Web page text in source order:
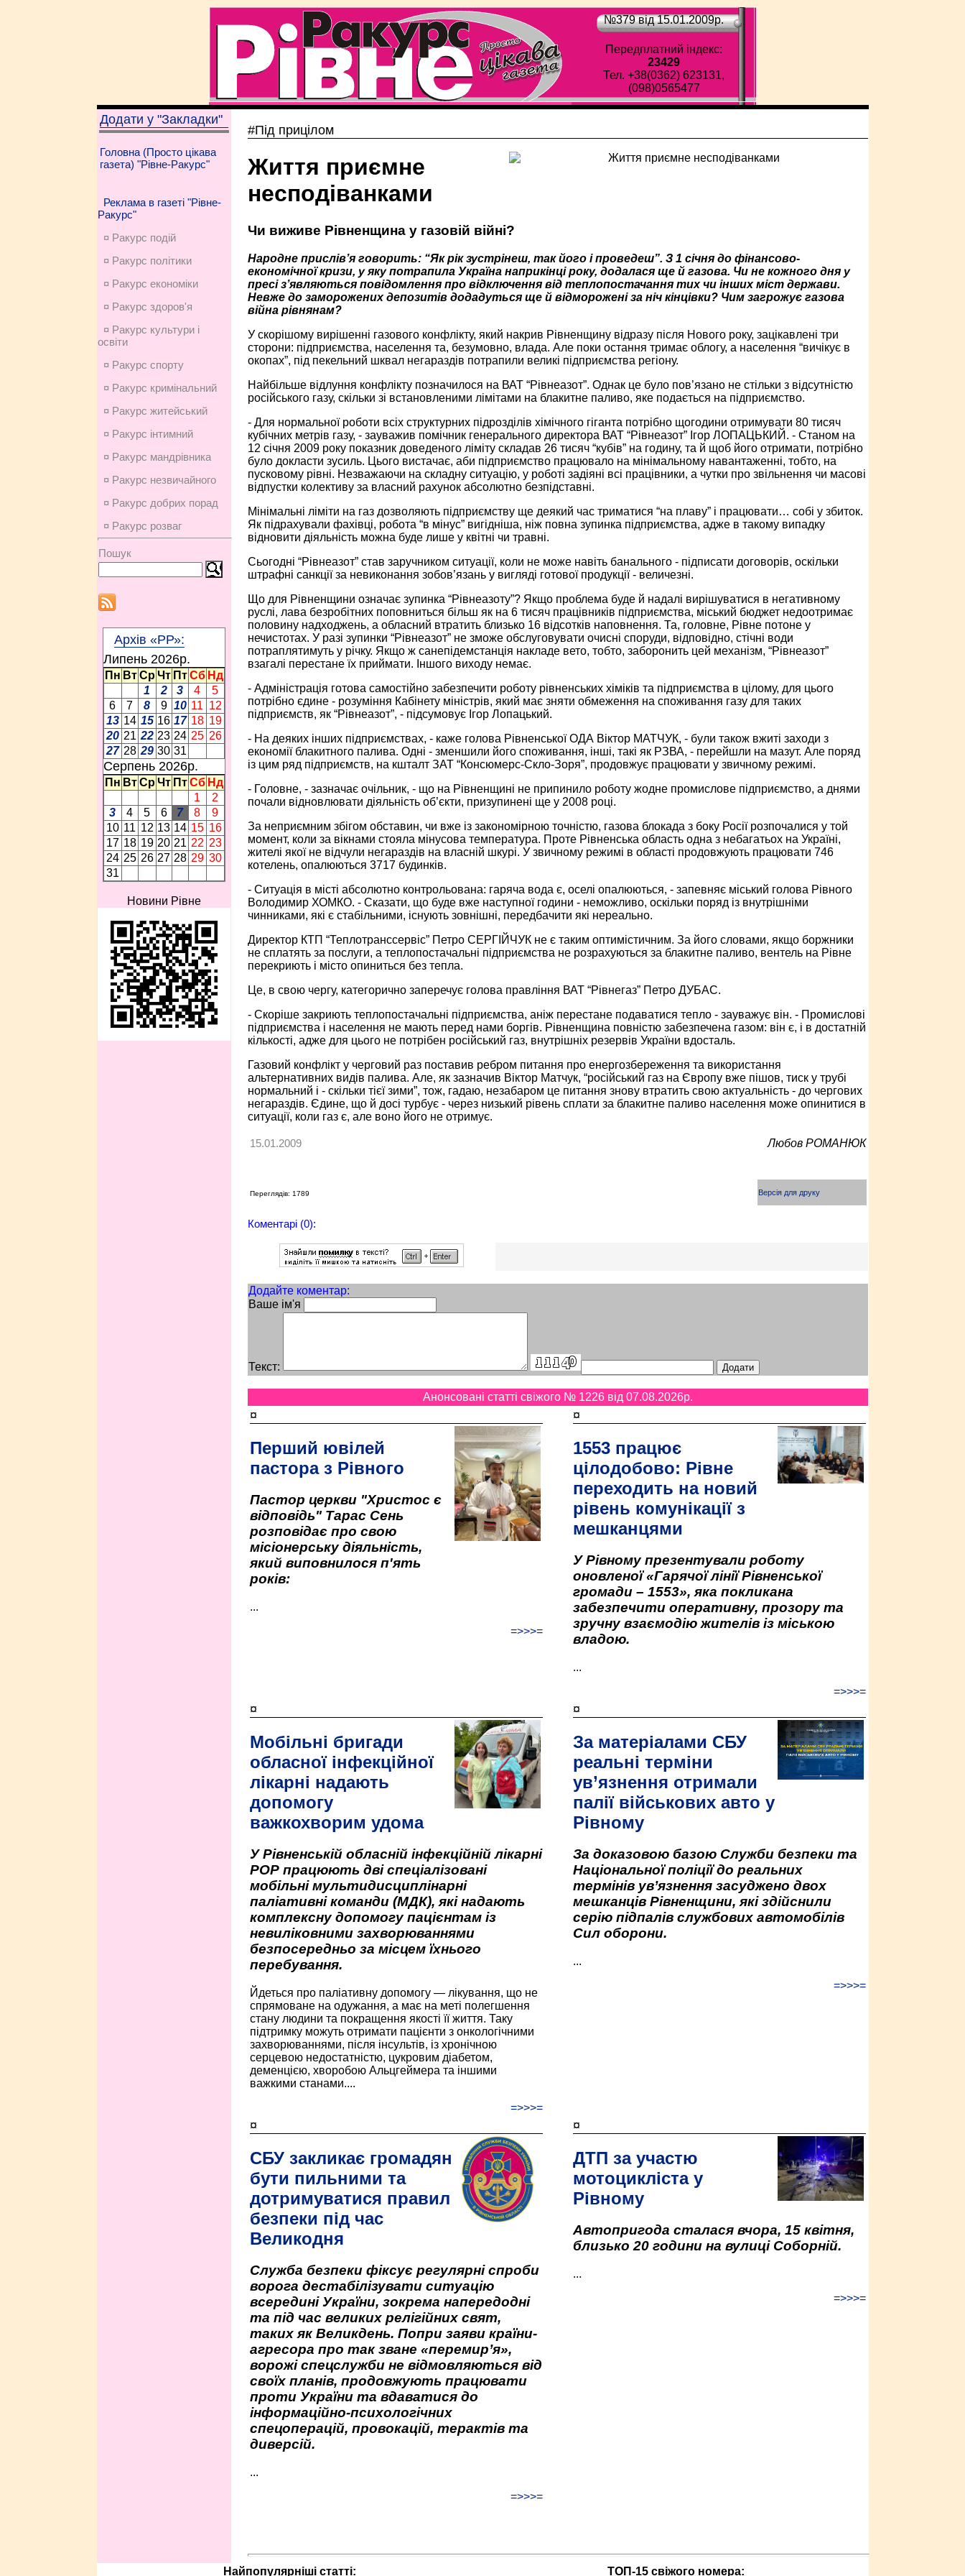
№379 від 15.01.2009p.
Передплатний індекс:
23429
Тел. +38(0362) 623131,
(098)0565477
Додати у "Закладки"
Головна (Просто цікава
газета) "Рівне-Ракурс"
Реклама в газеті "Рівне-
Ракурс"
¤ Ракурс подій
¤ Ракурс політики
¤ Ракурс економiки
¤ Ракурс здоров'я
¤ Ракурс культури і
освіти
¤ Ракурс спорту
¤ Ракурс кримінальний
¤ Ракурс житейський
¤ Ракурс інтимний
¤ Ракурс мандрівника
¤ Ракурс незвичайного
¤ Ракурс добрих порад
¤ Ракурс розваг
Пошук
Архів «РР»:
Липень 2026p.
Пн Вт Ср Чт Пт Сб Нд
1
2 3 4
5
6
7 8 9 10 11 12
13 14 15 16 17 18 19
20 21 22 23 24 25 26
27 28 29 30 31
Серпень 2026p.
Пн Вт Ср Чт Пт Сб Нд
1
2
3
4 5 6 7 8
9
10 11 12 13 14 15 16
17 18 19 20 21 22 23
24 25 26 27 28 29 30
31
Новини Рівне
#Під прицілом
Життя приємне
несподіванками
Чи виживе Рівненщина у газовій війні?
Народне прислів’я говорить: “Як рік зустрінеш, так його і проведеш”. З 1 січня до фінансово-
економічної кризи, у яку потрапила Україна наприкінці року, додалася ще й газова. Чи не кожного дня у
пресі з’являються повідомлення про відключення від теплопостачання тих чи інших міст держави.
Невже до заморожених депозитів додадуться ще й відморожені за ніч кінцівки? Чим загрожує газова
війна рівнянам?
У скорішому вирішенні газового конфлікту, який накрив Рівненщину відразу після Нового року, зацікавлені три
сторони: підприємства, населення та, безумовно, влада. Але поки остання тримає облогу, а населення “вичікує в
окопах”, під пекельний шквал негараздів потрапили великі підприємства регіону.
Найбільше відлуння конфлікту позначилося на ВАТ “Рівнеазот”. Однак це було пов’язано не стільки з відсутністю
російського газу, скільки зі встановленими лімітами на блакитне паливо, яке подається на підприємство.
- Для нормальної роботи всіх структурних підрозділів хімічного гіганта потрібно щогодини отримувати 80 тисяч
кубічних метрів газу, - зауважив помічник генерального директора ВАТ “Рівнеазот” Ігор ЛОПАЦЬКИЙ. - Станом на
12 січня 2009 року показник доведеного ліміту складав 26 тисяч “кубів” на годину, та й щоб його отримати, потрібно
було докласти зусиль. Цього вистачає, аби підприємство працювало на мінімальному навантаженні, тобто, на
пусковому рівні. Незважаючи на складну ситуацію, у роботі задіяні всі працівники, а чутки про звільнення чи масові
відпустки колективу за власний рахунок абсолютно безпідставні.
Мінімальні ліміти на газ дозволяють підприємству ще деякий час триматися “на плаву” і працювати… собі у збиток.
Як підрахували фахівці, робота “в мінус” вигідніша, ніж повна зупинка підприємства, адже в такому випадку
відновити діяльність можна буде лише у квітні чи травні.
Сьогодні “Рівнеазот” став заручником ситуації, коли не може навіть банального - підписати договорів, оскільки
штрафні санкції за невиконання зобов’язань у вигляді готової продукції - величезні.
Що для Рівненщини означає зупинка “Рівнеазоту”? Якщо проблема буде й надалі вирішуватися в негативному
руслі, лава безробітних поповниться більш як на 6 тисяч працівників підприємства, міський бюджет недоотримає
половину надходжень, а обласний втратить близько 16 відсотків наповнення. Та, головне, Рівне потоне у
нечистотах. У разі зупинки “Рівнеазот” не зможе обслуговувати очисні споруди, відповідно, стічні води
потраплятимуть у річку. Якщо ж санепідемстанція накладе вето, тобто, заборонить цей механізм, “Рівнеазот”
взагалі перестане їх приймати. Іншого виходу немає.
- Адміністрація готова самостійно забезпечити роботу рівненських хіміків та підприємства в цілому, для цього
потрібно єдине - розуміння Кабінету міністрів, який має зняти обмеження на споживання газу для таких
підприємств, як “Рівнеазот”, - підсумовує Ігор Лопацький.
- На деяких інших підприємствах, - каже голова Рівненської ОДА Віктор МАТЧУК, - були також вжиті заходи з
економії блакитного палива. Одні - зменшили його споживання, інші, такі як РЗВА, - перейшли на мазут. Але поряд
із цим ряд підприємств, на кшталт ЗАТ “Консюмерс-Скло-Зоря”, продовжує працювати у звичному режимі.
- Головне, - зазначає очільник, - що на Рівненщині не припинило роботу жодне промислове підприємство, а днями
почали відновлювати діяльність об’єкти, призупинені ще у 2008 році.
За неприємним збігом обставин, чи вже із закономірною точністю, газова блокада з боку Росії розпочалися у той
момент, коли за вікнами стояла мінусова температура. Проте Рівненська область одна з небагатьох на Україні,
жителі якої не відчули негараздів на власній шкурі. У звичному режимі в області продовжують працювати 746
котелень, опалюються 3717 будинків.
- Ситуація в місті абсолютно контрольована: гаряча вода є, оселі опалюються, - запевняє міський голова Рівного
Володимир ХОМКО. - Сказати, що буде вже наступної години - неможливо, оскільки поряд із внутрішніми
чинниками, які є стабільними, існують зовнішні, передбачити які нереально.
Директор КТП “Теплотранссервіс” Петро СЕРГІЙЧУК не є таким оптимістичним. За його словами, якщо боржники
не сплатять за послуги, а теплопостачальні підприємства не розрахуються за блакитне паливо, вентель на Рівне
перекриють і місто опиниться без тепла.
Це, в свою чергу, категорично заперечує голова правління ВАТ “Рівнегаз” Петро ДУБАС.
- Скоріше закриють теплопостачальні підприємства, аніж перестане подаватися тепло - зауважує він. - Промислові
підприємства і населення не мають перед нами боргів. Рівненщина повністю забезпечена газом: він є, і в достатній
кількості, адже для цього не потрібен російський газ, внутрішніх резервів України вдосталь.
Газовий конфлікт у черговий раз поставив ребром питання про енергозбереження та використання
альтернативних видів палива. Але, як зазначив Віктор Матчук, “російський газ на Європу вже пішов, тиск у трубі
нормальний і - скільки тієї зими”, тож, гадаю, незабаром це питання знову втратить свою актуальність - до чергових
негараздів. Єдине, що й досі турбує - через низький рівень сплати за блакитне паливо населення може опинитися в
ситуації, коли газ є, але воно його не отримує.
15.01.2009 Любов РОМАНЮК
Переглядів: 1789 Версія для друку
Коментарі (0):
Додайте коментар:
Ваше ім'я
Текст:
Анонсовані статті свіжого № 1226 від 07.08.2026p.
¤
Перший ювілей
пастора з Рівного
Пастор церкви "Христос є
відповідь" Тарас Сень
розповідає про свою
місіонерську діяльність,
який виповнилося п'ять
років:
...
=>>>=
¤
1553 працює
цілодобово: Рівне
переходить на новий
рівень комунікації з
мешканцями
У Рівному презентували роботу
оновленої «Гарячої лінії Рівненської
громади – 1553», яка покликана
забезпечити оперативну, прозору та
зручну взаємодію жителів із міською
владою.
...
=>>>=
¤
Мобільні бригади
обласної інфекційної
лікарні надають
допомогу
важкохворим удома
У Рівненській обласній інфекційній лікарні
РОР працюють дві спеціалізовані
мобільні мультидисциплінарні
паліативні команди (МДК), які надають
комплексну допомогу пацієнтам із
невиліковними захворюваннями
безпосередньо за місцем їхнього
перебування.
Йдеться про паліативну допомогу — лікування, що не
спрямоване на одужання, а має на меті полегшення
стану людини та покращення якості її життя. Таку
підтримку можуть отримати пацієнти з онкологічними
захворюваннями, після інсультів, із хронічною
серцевою недостатністю, цукровим діабетом,
деменцією, хворобою Альцгеймера та іншими
важкими станами....
=>>>=
¤
За матеріалами СБУ
реальні терміни
ув’язнення отримали
палії військових авто у
Рівному
За доказовою базою Служби безпеки та
Національної поліції до реальних
термінів ув’язнення засуджено двох
мешканців Рівненщини, які здійснили
серію підпалів службових автомобілів
Сил оборони.
...
=>>>=
¤
СБУ закликає громадян
бути пильними та
дотримуватися правил
безпеки під час
Великодня
Служба безпеки фіксує регулярні спроби
ворога дестабілізувати ситуацію
всередині України, зокрема напередодні
та під час великих релігійних свят,
таких як Великдень. Попри заяви країни-
агресора про так зване «перемир’я»,
ворожі спецслужби не відмовляються від
своїх планів, продовжують працювати
проти України та вдаватися до
інформаційно-психологічних
спецоперацій, провокацій, терактів та
диверсій.
...
=>>>=
¤
ДТП за участю
мотоцикліста у
Рівному
Автопригода сталася вчора, 15 квітня,
близько 20 години на вулиці Соборній.
...
=>>>=
Найпопулярніші статті: ТОП-15 свіжого номера: